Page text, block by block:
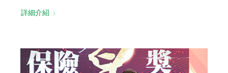
詳細介紹